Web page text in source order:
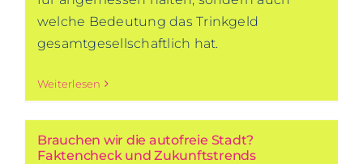
welche Bedeutung das Trinkgeld
gesamtgesellschaftlich hat.
Weiterlesen
Brauchen wir die autofreie Stadt?
Faktencheck und Zukunftstrends